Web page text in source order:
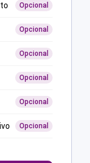
Opcional
Opcional
Opcional
Opcional
Opcional
Opcional